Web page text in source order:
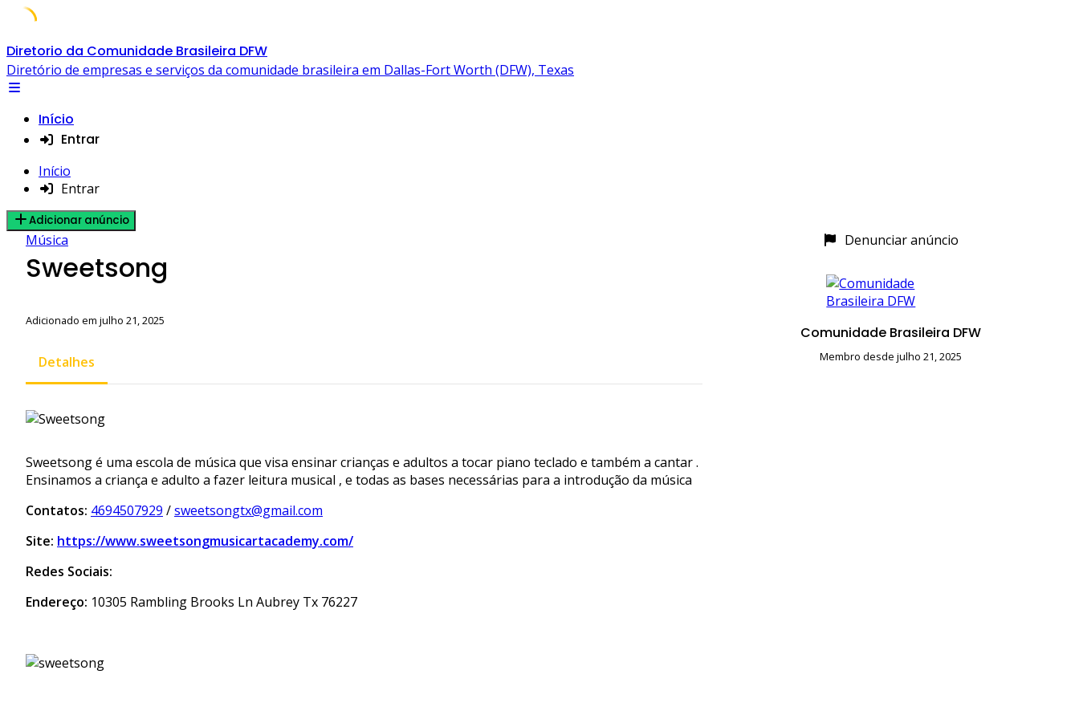
Skip
to
content
Diretorio da Comunidade Brasileira DFW
Diretório de empresas e serviços da comunidade brasileira em Dallas-Fort Worth (DFW), Texas
Início
Entrar
Início
Entrar
Adicionar anúncio
Música
Sweetsong
Adicionado em julho 21, 2025
Detalhes
Sweetsong é uma escola de música que visa ensinar crianças e adultos a tocar piano teclado e também a cantar .
Ensinamos a criança e adulto a fazer leitura musical , e todas as bases necessárias para a introdução da música
Contatos: 4694507929 /sweetsongtx@gmail.com
Site: https://www.sweetsongmusicartacademy.com/
Redes Sociais:
Endereço: 10305 Rambling Brooks Ln Aubrey Tx 76227
Denunciar anúncio
Comunidade Brasileira DFW
Membro desde julho 21, 2025